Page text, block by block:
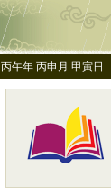
丙午年 丙申月 甲寅日